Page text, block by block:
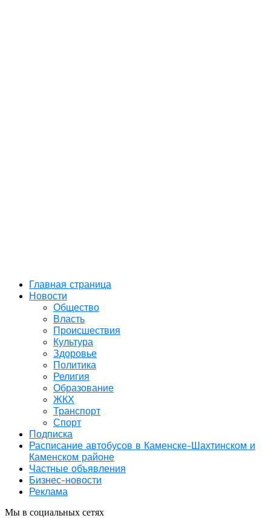
Главная страница
Новости
Общество
Власть
Происшествия
Культура
Здоровье
Политика
Религия
Образование
ЖКХ
Транспорт
Спорт
Подписка
Расписание автобусов в Каменске-Шахтинском и
Каменском районе
Частные объявления
Бизнес-новости
Реклама
Мы в социальных сетях